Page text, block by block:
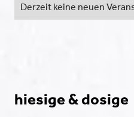
Derzeit keine neuen
hiesige & dosige